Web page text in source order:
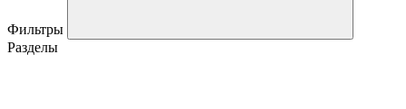
Фильтры
Разделы